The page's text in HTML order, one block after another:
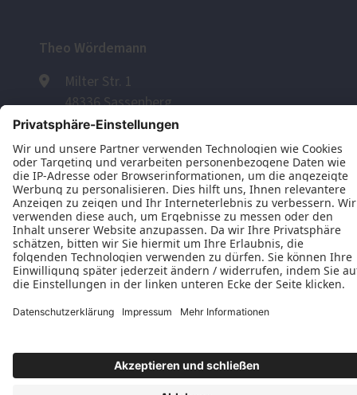
Theo Wördemann
Milter Str. 1
48336 Sassenberg
+49 (5426) 807261
+49 (160) 97713771
E-Mail schreiben
Öffnungszeiten
Montag: 07:30–17:00 Uhr
Dienstag: 07:30–17:00 Uhr
Donnerstag: 07:30–17:00 Uhr
Freitag: 07:30–15:00 Uhr